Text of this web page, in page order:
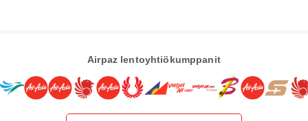
Airpaz lentoyhtiökumppanit